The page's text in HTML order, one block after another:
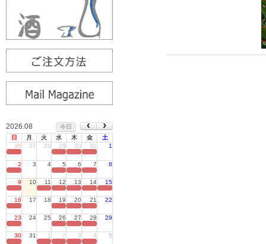
2026.08
今日
日
月 火 水 木 金
土
26
27 28 29 30 31 1
2 3 4 5 6 7 8
9 10 11 12 13 14 15
16 17 18 19 20 21 22
23 24 25 26 27 28 29
30 31 1 2 3 4 5